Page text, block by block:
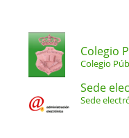
Colegio
Colegio
Sede
Sede